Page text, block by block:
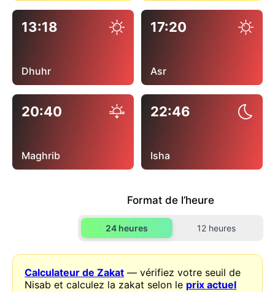
13:18
Dhuhr
17:20
Asr
20:40
Maghrib
22:46
Isha
Format de l’heure
24 heures 12 heures
Calculateur de Zakat — vérifiez votre seuil de
Nisab et calculez la zakat selon le prix actuel